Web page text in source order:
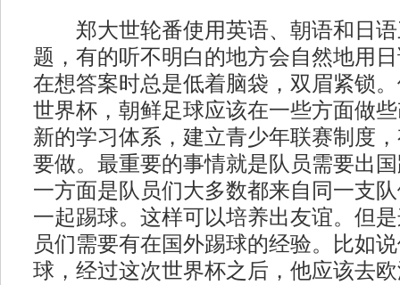
郑大世轮番使用英语、朝语和日语
题，有的听不明白的地方会自然地用
在想答案时总是低着脑袋，双眉紧锁
世界杯，朝鲜足球应该在一些方面做
新的学习体系，建立青少年联赛制度
要做。最重要的事情就是队员需要出
一方面是队员们大多数都来自同一支
一起踢球。这样可以培养出友谊。但
员们需要有在国外踢球的经验。比如
球，经过这次世界杯之后，他应该去